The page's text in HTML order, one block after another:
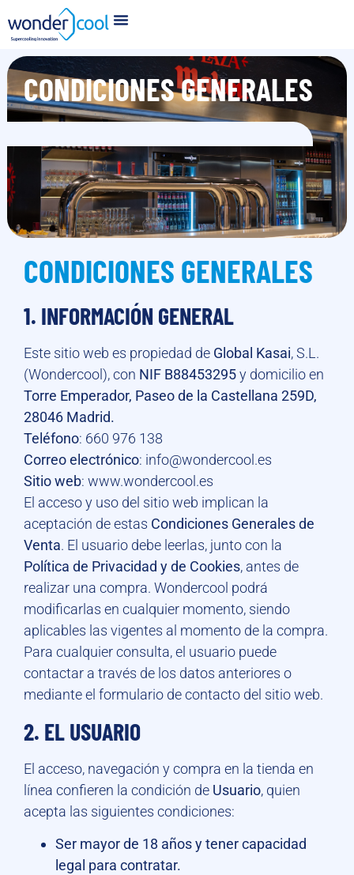
CONDICIONES GENERALES
CONDICIONES GENERALES
1. INFORMACIÓN GENERAL
Este sitio web es propiedad de Global Kasai, S.L.
(Wondercool), con NIF B88453295y domicilio en
Torre Emperador, Paseo de la Castellana 259D,
28046 Madrid.
Teléfono: 660 976 138
Correo electrónico: info@wondercool.es
Sitio web: www.wondercool.es
El acceso y uso del sitio web implican la
aceptación de estas Condiciones Generales de
Venta. El usuario debe leerlas, junto con la
Política de Privacidad y de Cookies, antes de
realizar una compra. Wondercool podrá
modificarlas en cualquier momento, siendo
aplicables las vigentes al momento de la compra.
Para cualquier consulta, el usuario puede
contactar a través de los datos anteriores o
mediante el formulario de contacto del sitio web.
2. EL USUARIO
El acceso, navegación y compra en la tienda en
línea confieren la condición de Usuario, quien
acepta las siguientes condiciones:
Ser mayor de 18 años y tener capacidad
legal para contratar.